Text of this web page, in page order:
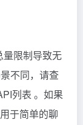
量限制导致无
不同，请查
列表 。如果
于简单的聊